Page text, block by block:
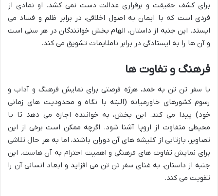
برای کشف حقیقت و برقراری عدالت دست نمی کشد. او نمادی از
فردی است که با ایمان به اصول اخلاقی، در برابر ظلم و فساد می
ایستد. این جنبه از داستان، الهام بخش خوانندگان در هر سنی است
و آن ها را به ایستادگی در برابر ناملایمات تشویق می کند.
فرهنگ و تفاوت ها
با سفر تن تن به خمد، هرژه فرصتی برای نمایش فرهنگ و آداب و
رسوم کشورهای خاورمیانه (البته با نگاه و محدودیت های زمانی
خود) پیدا می کند. این بخش، به خواننده اجازه می دهد تا با
محیطی متفاوت از اروپا آشنا شود. اگرچه ممکن است برخی از این
تصاویر، بازتابی از کلیشه های آن دوران باشند، اما به هر حال تلاشی
برای نمایش تفاوت های فرهنگی و اهمیت احترام به آن هاست. این
جنبه از داستان، به غنای سفر تن تن می افزاید و ابعاد انسانی آن را
تقویت می کند.